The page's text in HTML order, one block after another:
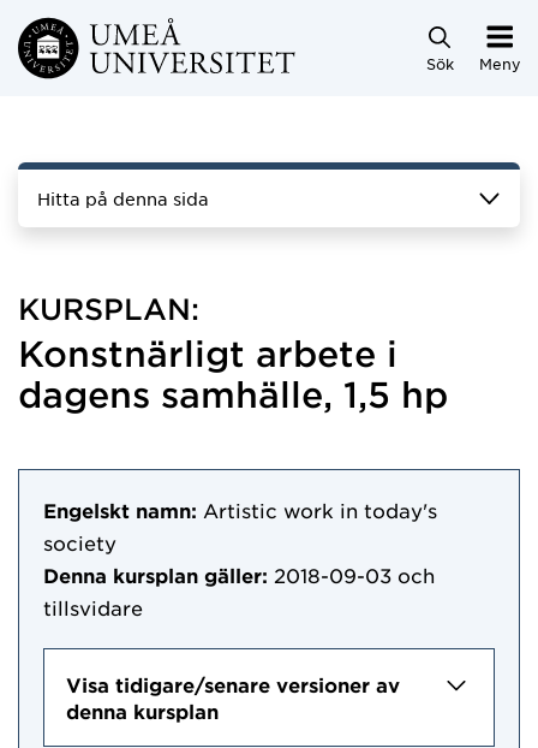
Hoppa direkt till innehållet
Sök Meny
Hitta på denna sida
KURSPLAN:
Konstnärligt arbete i
dagens samhälle, 1,5 hp
Engelskt namn: Artistic work in today's
society
Denna kursplan gäller: 2018-09-03 och
tillsvidare
Visa tidigare/senare versioner av
denna kursplan